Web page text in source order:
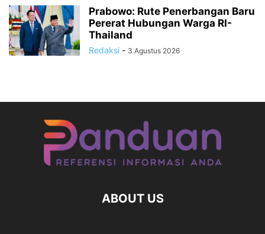
Prabowo: Rute Penerbangan Baru
Pererat Hubungan Warga RI-
Thailand
Redaksi - 3 Agustus 2026
ABOUT US